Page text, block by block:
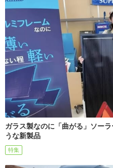
ガラス製なのに「曲がる」ソー
うな新製品
特集